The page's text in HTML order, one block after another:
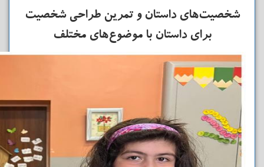
شخصیت‌های داستان و تمرین طراحی شخصیت
برای داستان با موضوع‌های مختلف